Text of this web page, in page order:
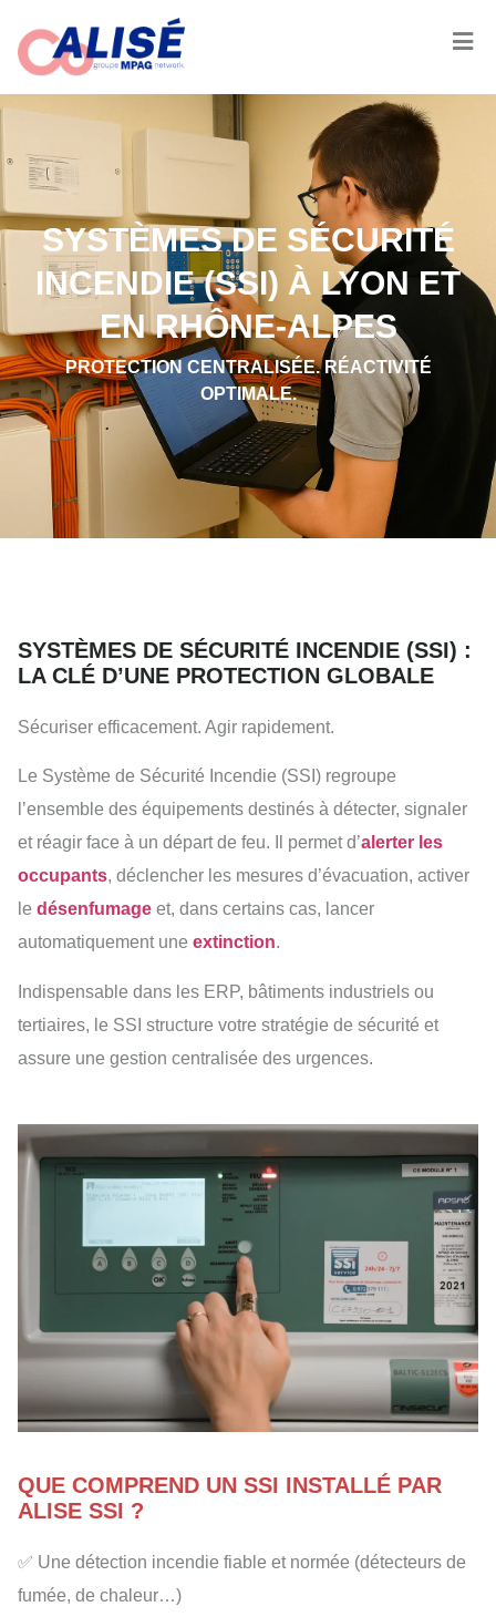
SYSTÈMES DE SÉCURITÉ
INCENDIE (SSI) À LYON ET
EN RHÔNE-ALPES
PROTECTION CENTRALISÉE. RÉACTIVITÉ
OPTIMALE.
SYSTÈMES DE SÉCURITÉ INCENDIE (SSI) :
LA CLÉ D’UNE PROTECTION GLOBALE
Sécuriser efficacement. Agir rapidement.
Le Système de Sécurité Incendie (SSI) regroupe
l’ensemble des équipements destinés à détecter, signaler
et réagir face à un départ de feu. Il permet d’alerter les
occupants, déclencher les mesures d’évacuation, activer
le désenfumage et, dans certains cas, lancer
automatiquement une extinction.
Indispensable dans les ERP, bâtiments industriels ou
tertiaires, le SSI structure votre stratégie de sécurité et
assure une gestion centralisée des urgences.
QUE COMPREND UN SSI INSTALLÉ PAR
ALISE SSI ?
✅ Une détection incendie fiable et normée (détecteurs de
fumée, de chaleur…)